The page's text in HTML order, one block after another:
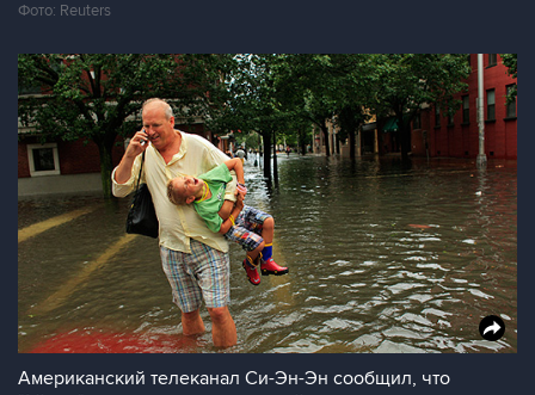
Фото: Reuters
Американский телеканал Си-Эн-Эн сообщил, что